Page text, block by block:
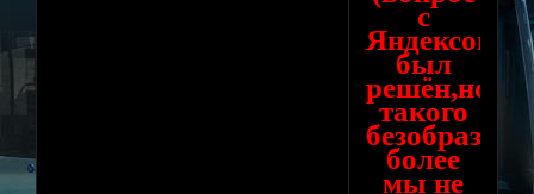
с
Яндексом
был
решён,но
такого
безобразия
более
мы не